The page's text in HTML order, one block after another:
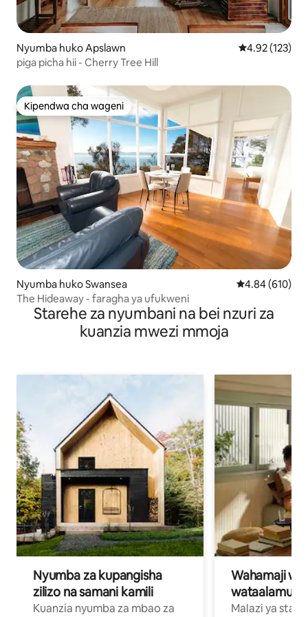
Nyumba huko Apslawn Ukadiriaji wa
4.92 (123)
piga picha hii - Cherry Tree Hill
Kipendwa cha wageni
Kipendwa cha wageni
Nyumba huko Swansea Ukadiriaji wa
4.84 (610)
The Hideaway - faragha ya ufukweni
Starehe za nyumbani na bei nzuri za
kuanzia mwezi mmoja
Nyumba za kupangisha
zilizo na samani kamili
Kuanzia nyumba za mbao za
Wahamaji
wataalamu
Malazi ya